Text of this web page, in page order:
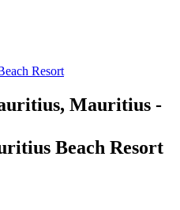
Resort
Mauritius -
Beach Resort